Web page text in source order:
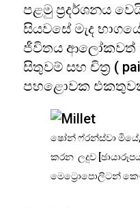
පළමු ප්‍රදර්ශනය
සියවසේ මැද
ජීවිතය ආලෝකවත්
සිතුවම් සහ චිත්‍ර (
පහළොවක
ෂෝන් ෆ්රන්ස්වා මියේ,
කරන ලදුව
මෙට්‍රොපොලිටන්